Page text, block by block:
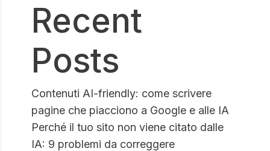
Recent
Posts
Contenuti AI-friendly: come scrivere
pagine che piacciono a Google e alle IA
Perché il tuo sito non viene citato dalle
IA: 9 problemi da correggere